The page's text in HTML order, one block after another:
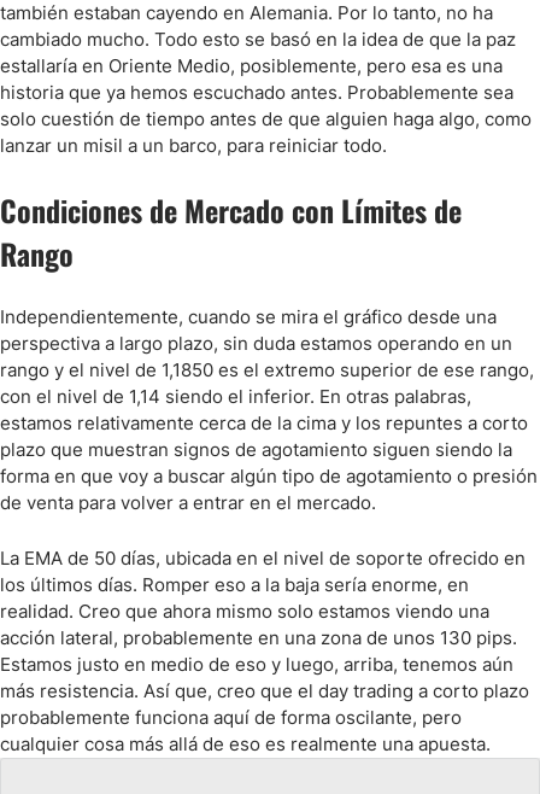
también estaban cayendo en Alemania. Por lo tanto, no ha
cambiado mucho. Todo esto se basó en la idea de que la paz
estallaría en Oriente Medio, posiblemente, pero esa es una
historia que ya hemos escuchado antes. Probablemente sea
solo cuestión de tiempo antes de que alguien haga algo, como
lanzar un misil a un barco, para reiniciar todo.
Condiciones de Mercado con Límites de
Rango
Independientemente, cuando se mira el gráfico desde una
perspectiva a largo plazo, sin duda estamos operando en un
rango y el nivel de 1,1850 es el extremo superior de ese rango,
con el nivel de 1,14 siendo el inferior. En otras palabras,
estamos relativamente cerca de la cima y los repuntes a corto
plazo que muestran signos de agotamiento siguen siendo la
forma en que voy a buscar algún tipo de agotamiento o presión
de venta para volver a entrar en el mercado.
La EMA de 50 días, ubicada en el nivel de soporte ofrecido en
los últimos días. Romper eso a la baja sería enorme, en
realidad. Creo que ahora mismo solo estamos viendo una
acción lateral, probablemente en una zona de unos 130 pips.
Estamos justo en medio de eso y luego, arriba, tenemos aún
más resistencia. Así que, creo que el day trading a corto plazo
probablemente funciona aquí de forma oscilante, pero
cualquier cosa más allá de eso es realmente una apuesta.